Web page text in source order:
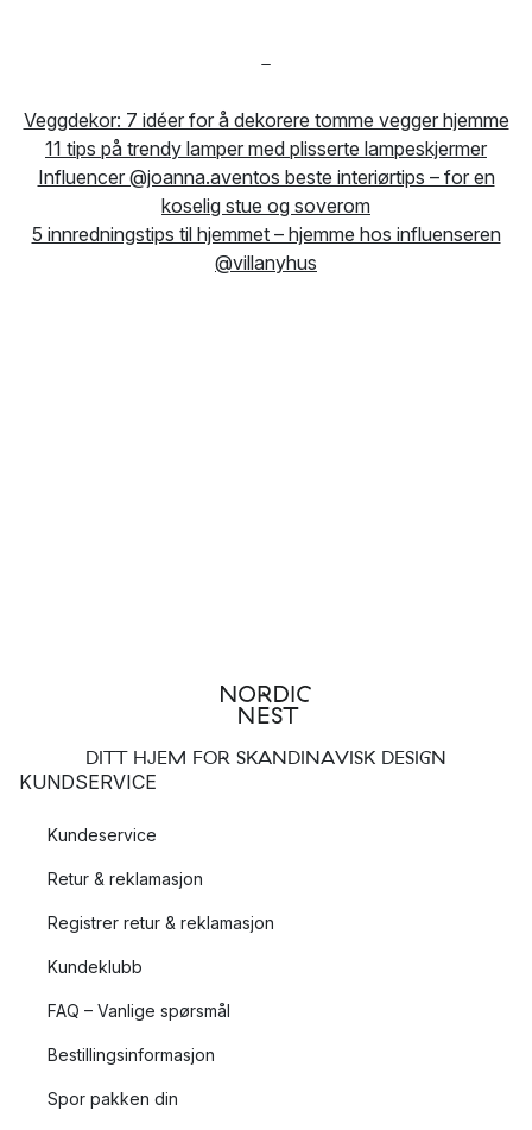
-
Veggdekor: 7 idéer for å dekorere tomme vegger hjemme
11 tips på trendy lamper med plisserte lampeskjermer
Influencer @joanna.aventos beste interiørtips – for en
koselig stue og soverom
5 innredningstips til hjemmet – hjemme hos influenseren
@villanyhus
DITT HJEM FOR SKANDINAVISK DESIGN
KUNDSERVICE
Kundeservice
Retur & reklamasjon
Registrer retur & reklamasjon
Kundeklubb
FAQ – Vanlige spørsmål
Bestillingsinformasjon
Spor pakken din